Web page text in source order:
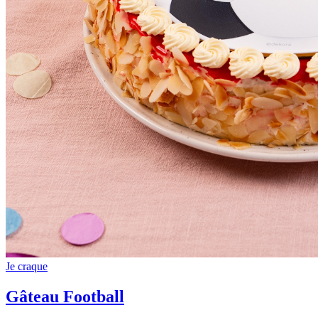
Je craque
Gâteau Football